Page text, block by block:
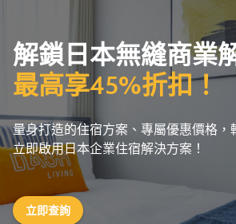
解鎖日本無縫商業
最高享45%折扣！
量身打造的住宿方案、專屬優惠價格，
立即啟用日本企業住宿解決方案！
立即查詢